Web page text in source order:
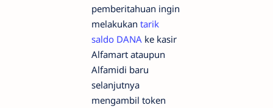
pemberitahuan ingin
melakukan tarik
saldo DANA ke kasir
Alfamart ataupun
Alfamidi baru
selanjutnya
mengambil token